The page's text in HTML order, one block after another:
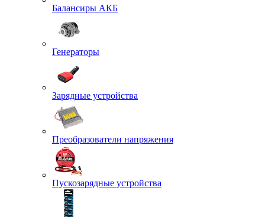
Балансиры АКБ
Генераторы
Зарядные устройства
Преобразователи напряжения
Пускозарядные устройства